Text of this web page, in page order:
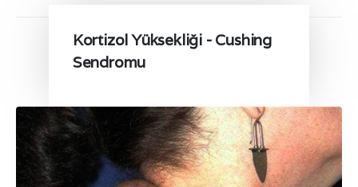
Kortizol Yüksekliği - Cushing
Sendromu